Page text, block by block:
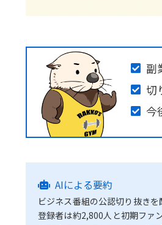
副
切
今
AIによる要約
ビジネス番組の公認切り抜きを
登録者は約2,800人と初期ファ